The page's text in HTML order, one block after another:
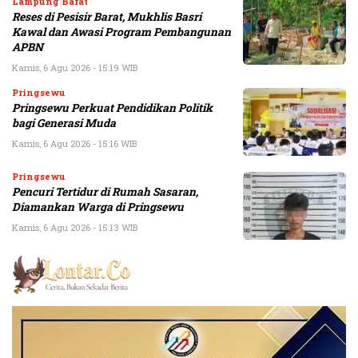
Reses di Pesisir Barat, Mukhlis Basri
Kawal dan Awasi Program Pembangunan
APBN
Kamis, 6 Agu 2026 - 15:19 WIB
Pringsewu
Pringsewu Perkuat Pendidikan Politik
bagi Generasi Muda
Kamis, 6 Agu 2026 - 15:16 WIB
Pringsewu
Pencuri Tertidur di Rumah Sasaran,
Diamankan Warga di Pringsewu
Kamis, 6 Agu 2026 - 15:13 WIB